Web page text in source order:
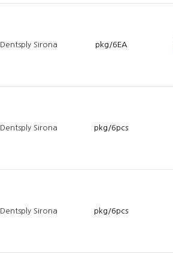
Dentsply Sirona pkg/6EA
Dentsply Sirona pkg/6pcs
Dentsply Sirona pkg/6pcs